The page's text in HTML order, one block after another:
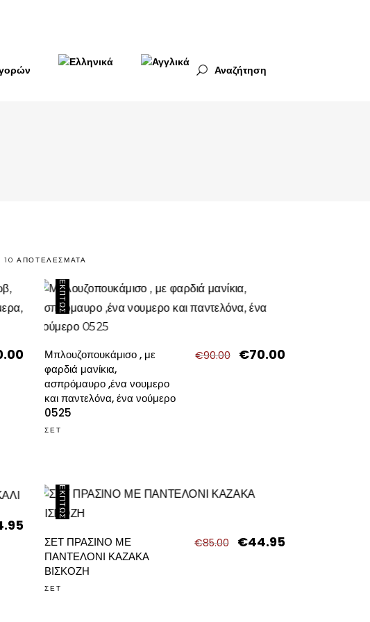
Αναζήτηση
ΑΠΟΤΕΛΈΣΜΑΤΑ
LATEST
Η
τρέχουσα
€50.00.
ΈΚΠΤΩΣΗ
Μπλουζοπουκάμισο , με
φαρδιά μανίκια,
ασπρόμαυρο ,ένα νουμερο
και παντελόνα, ένα νούμερο
0525
€90.00
Original
€70.00Η
ΣΕΤ
Η
τρέχουσα
ΈΚΠΤΩΣΗ
ΣΕΤ ΠΡΑΣΙΝΟ ΜΕ
ΠΑΝΤΕΛΟΝΙ ΚΑΖΑΚΑ
ΒΙΣΚΟΖΗ
€85.00
Original
€44.95Η
ΣΕΤ